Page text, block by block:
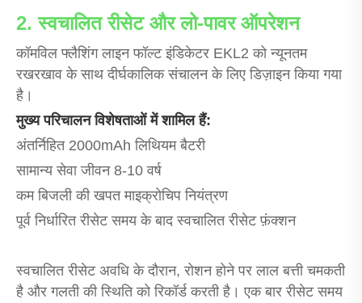
2. स्वचालित रीसेट और लो-पावर ऑपरेशन
कॉमविल फ्लैशिंग लाइन फॉल्ट इंडिकेटर EKL2 को न्यूनतम
रखरखाव के साथ दीर्घकालिक संचालन के लिए डिज़ाइन किया गया
है।
मुख्य परिचालन विशेषताओं में शामिल हैं:
अंतर्निहित 2000mAh लिथियम बैटरी
सामान्य सेवा जीवन 8-10 वर्ष
कम बिजली की खपत माइक्रोचिप नियंत्रण
पूर्व निर्धारित रीसेट समय के बाद स्वचालित रीसेट फ़ंक्शन
स्वचालित रीसेट अवधि के दौरान, रोशन होने पर लाल बत्ती चमकती
है और गलती की स्थिति को रिकॉर्ड करती है। एक बार रीसेट समय